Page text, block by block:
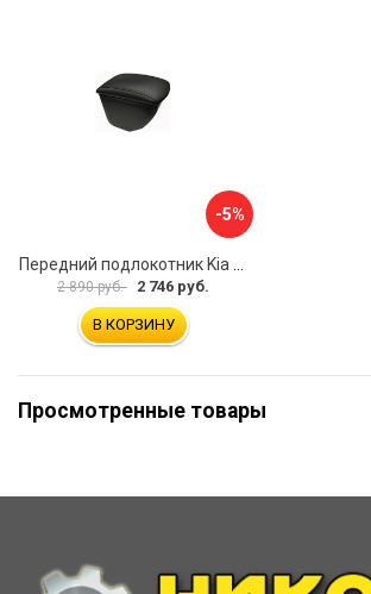
-5%
2 890 руб. 2 746 руб.
В КОРЗИНУ
Просмотренные товары